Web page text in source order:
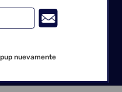
nuevamente